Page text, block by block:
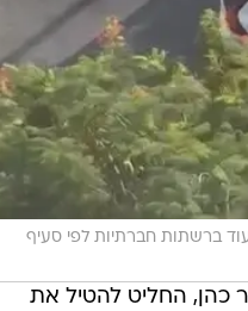
ברשתות חברתיות לפי סעיף
כהן, החליט להטיל את
והנחה לפעול
על מנת להגיע לזהות